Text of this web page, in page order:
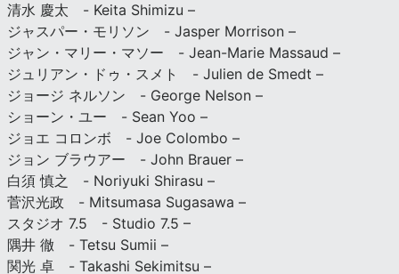
清水 慶太 - Keita Shimizu –
ジャスパー・モリソン - Jasper Morrison –
ジャン・マリー・マソー - Jean-Marie Massaud –
ジュリアン・ドゥ・スメト - Julien de Smedt –
ジョージ ネルソン - George Nelson –
ショーン・ユー - Sean Yoo –
ジョエ コロンボ - Joe Colombo –
ジョン ブラウアー - John Brauer –
白須 慎之 - Noriyuki Shirasu –
菅沢光政 - Mitsumasa Sugasawa –
スタジオ 7.5 - Studio 7.5 –
隅井 徹 - Tetsu Sumii –
関光 卓 - Takashi Sekimitsu –